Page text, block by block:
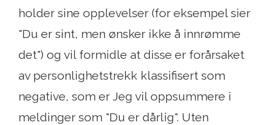
holder sine opplevelser (for eksempel sier
"Du er sint, men ønsker ikke å innrømme
det") og vil formidle at disse er forårsaket
av personlighetstrekk klassifisert som
negative, som er Jeg vil oppsummere i
meldinger som "Du er dårlig". Uten